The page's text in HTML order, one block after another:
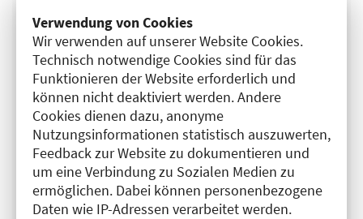
Verwendung von Cookies
Wir verwenden auf unserer Website Cookies.
Technisch notwendige Cookies sind für das
Funktionieren der Website erforderlich und
können nicht deaktiviert werden. Andere
Cookies dienen dazu, anonyme
Nutzungsinformationen statistisch auszuwerten,
Feedback zur Website zu dokumentieren und
um eine Verbindung zu Sozialen Medien zu
ermöglichen. Dabei können personenbezogene
Daten wie IP-Adressen verarbeitet werden.
Gutachten für
Gutachter:in führt folgende Bezeichnung (Mehrfachauswahl mit
Strg + Klick möglich)